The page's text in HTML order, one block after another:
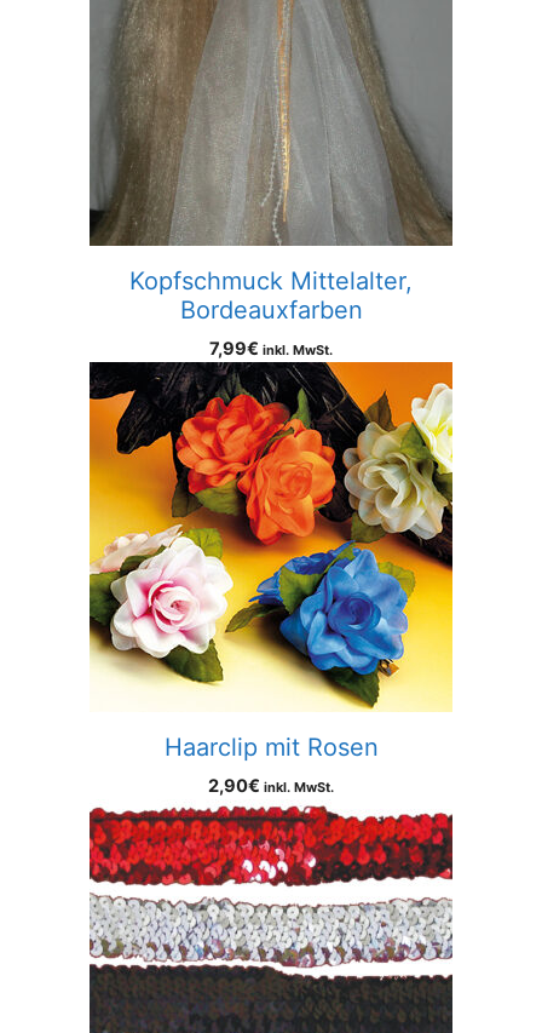
Kopfschmuck Mittelalter,
Bordeauxfarben
7,99€ inkl. MwSt.
Haarclip mit Rosen
2,90€ inkl. MwSt.